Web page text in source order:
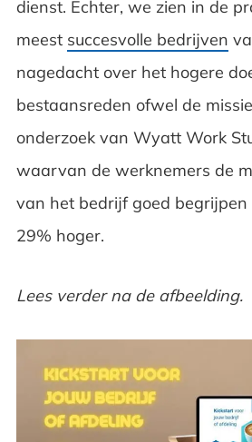
dienst. Echter, we zien in de
meest succesvolle bedrijven
nagedacht over het hogere
bestaansreden ofwel de
onderzoek van Wyatt Work
waarvan de werknemers de
van het bedrijf goed
29% hoger.
Lees verder na de afbeelding.